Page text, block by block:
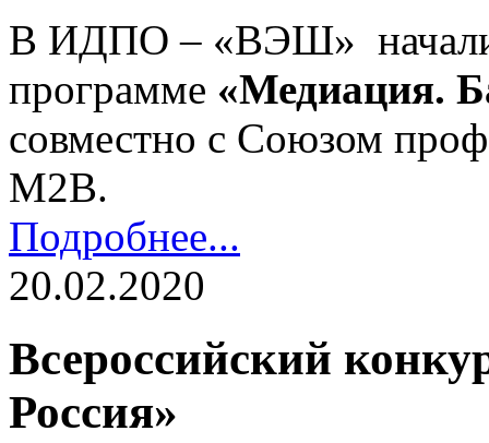
В ИДПО – «ВЭШ»
программе «Медиация.
совместно с Союзом
М2В.
Подробнее...
20.02.2020
Всероссийский
Россия»